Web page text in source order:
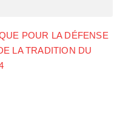
POUR LA DÉFENSE
LA TRADITION DU